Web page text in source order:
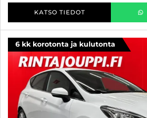
KATSO TIEDOT
6 kk korotonta ja kulutonta